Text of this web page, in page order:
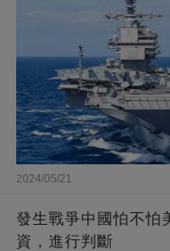
2024/05/21
發生戰爭中國怕不怕
資，進行判斷